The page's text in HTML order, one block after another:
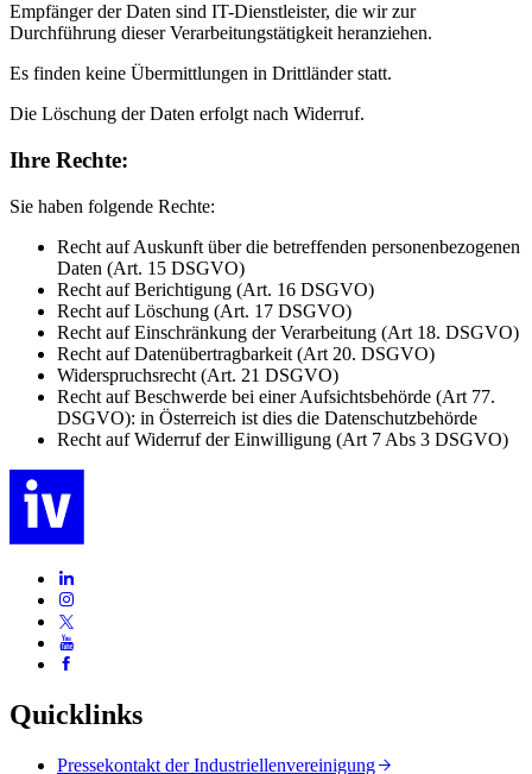
Empfänger der Daten sind IT-Dienstleister, die wir zur
Durchführung dieser Verarbeitungstätigkeit heranziehen.
Es finden keine Übermittlungen in Drittländer statt.
Die Löschung der Daten erfolgt nach Widerruf.
Ihre Rechte:
Sie haben folgende Rechte:
Recht auf Auskunft über die betreffenden personenbezogenen
Daten (Art. 15 DSGVO)
Recht auf Berichtigung (Art. 16 DSGVO)
Recht auf Löschung (Art. 17 DSGVO)
Recht auf Einschränkung der Verarbeitung (Art 18. DSGVO)
Recht auf Datenübertragbarkeit (Art 20. DSGVO)
Widerspruchsrecht (Art. 21 DSGVO)
Recht auf Beschwerde bei einer Aufsichtsbehörde (Art 77.
DSGVO): in Österreich ist dies die Datenschutzbehörde
Recht auf Widerruf der Einwilligung (Art 7 Abs 3 DSGVO)
Quicklinks
Pressekontakt der Industriellenvereinigung